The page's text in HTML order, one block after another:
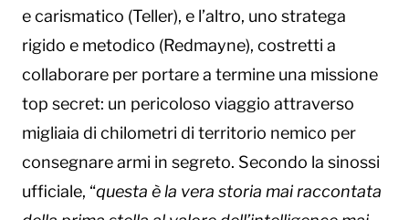
e carismatico (Teller), e l’altro, uno stratega
rigido e metodico (Redmayne), costretti a
collaborare per portare a termine una missione
top secret: un pericoloso viaggio attraverso
migliaia di chilometri di territorio nemico per
consegnare armi in segreto. Secondo la sinossi
ufficiale, “questa è la vera storia mai raccontata